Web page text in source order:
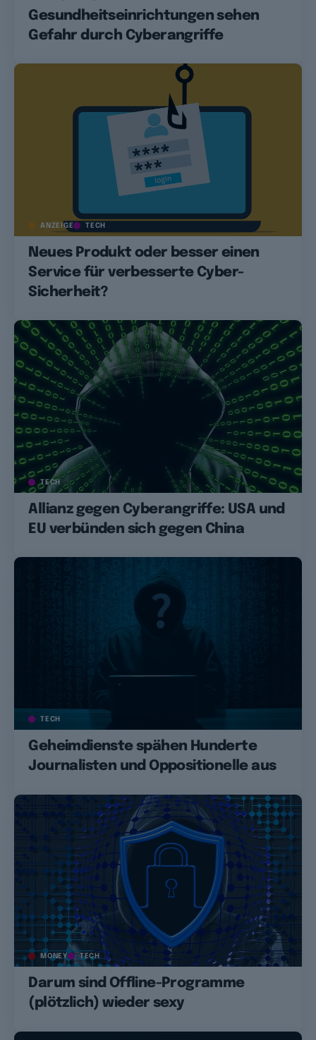
Gesundheitseinrichtungen sehen
Gefahr durch Cyberangriffe
ANZEIGE TECH
Neues Produkt oder besser einen
Service für verbesserte Cyber-
Sicherheit?
TECH
Allianz gegen Cyberangriffe: USA und
EU verbünden sich gegen China
TECH
Geheimdienste spähen Hunderte
Journalisten und Oppositionelle aus
MONEY TECH
Darum sind Offline-Programme
(plötzlich) wieder sexy